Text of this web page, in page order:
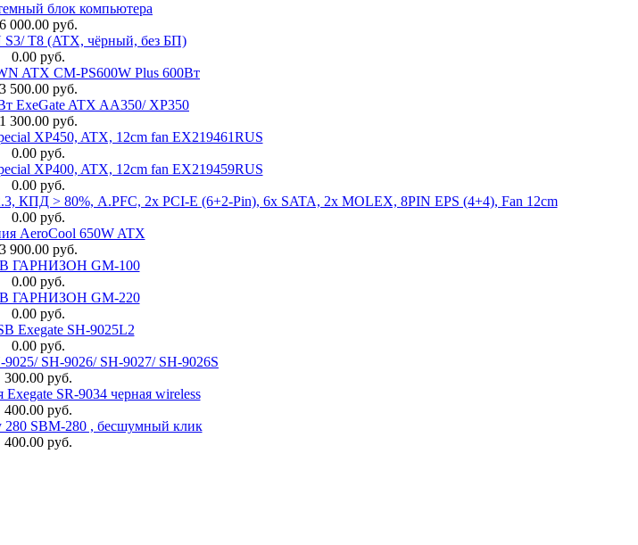
блок компьютера
6 000.00 руб.
T8 (ATX, чёрный, без БП)
0.00 руб.
ATX CM-PS600W Plus 600Вт
3 500.00 руб.
ExeGate ATX AA350/ XP350
1 300.00 руб.
XP450, ATX, 12cm fan EX219461RUS
0.00 руб.
XP400, ATX, 12cm fan EX219459RUS
0.00 руб.
КПД > 80%, A.PFC, 2x PCI-E (6+2-Pin), 6x SATA, 2x MOLEX, 8PIN EPS (4+4), Fan 12cm
0.00 руб.
AeroCool 650W ATX
3 900.00 руб.
ГАРНИЗОН GM-100
0.00 руб.
ГАРНИЗОН GM-220
0.00 руб.
Exegate SH-9025L2
0.00 руб.
SH-9026/ SH-9027/ SH-9026S
300.00 руб.
SR-9034 черная wireless
400.00 руб.
SBM-280 , бесшумный клик
400.00 руб.